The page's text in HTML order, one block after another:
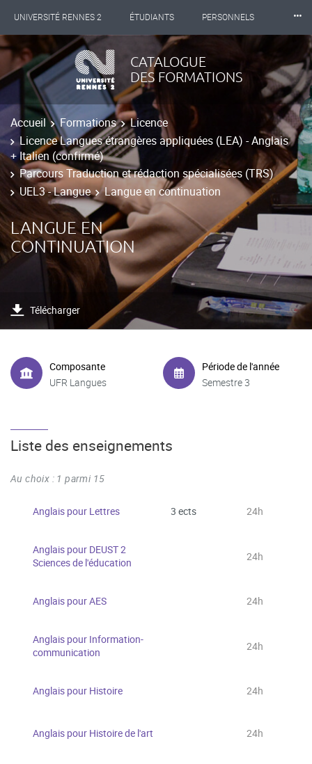
UNIVERSITÉ RENNES 2 ÉTUDIANTS PERSONNELS
INTERNATIONAL PROFESSIONNELS BIBLIOTHÈQUES
LES NOUVELLES DE RENNES 2
⸱⸱⸱
CATALOGUE
DES FORMATIONS
Accueil Formations
Licence
Licence Langues étrangères appliquées (LEA) - Anglais
+ Italien (confirmé)
Parcours Traduction et rédaction spécialisées (TRS)
UEL3 - Langue
Langue en continuation
LANGUE EN
CONTINUATION
Télécharger
Composante
UFR Langues
Période de l'année
Semestre 3
Liste des enseignements
Au choix : 1 parmi 15
Anglais pour Lettres 3 ects 24h
Anglais pour DEUST 2
Sciences de l'éducation
24h
Anglais pour AES 24h
Anglais pour Information-
communication
24h
Anglais pour Histoire 24h
Anglais pour Histoire de l'art 24h